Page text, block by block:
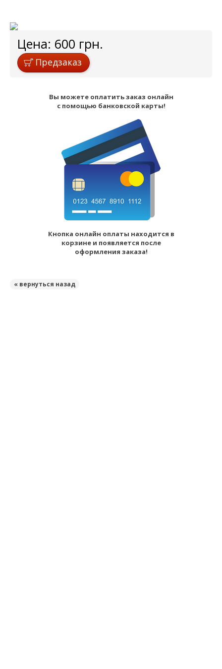
Цена: 600 грн.
Предзаказ
Вы можете оплатить заказ онлайн
с помощью банковской карты!
Кнопка онлайн оплаты находится в
корзине и появляется после
оформления заказа!
« вернуться назад